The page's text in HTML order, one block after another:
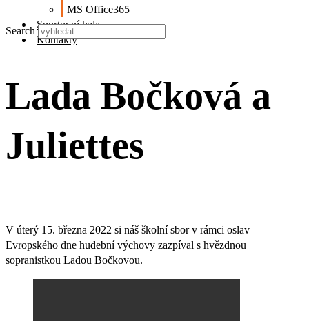
MS Office365
Sportovní hala
Kontakty
Search
Lada Bočková a
Juliettes
V úterý 15. března 2022 si náš školní sbor v rámci oslav
Evropského dne hudební výchovy zazpíval s hvězdnou
sopranistkou Ladou Bočkovou.